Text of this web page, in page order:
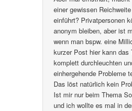
einer gewissen
einführt? Privatpersonen
anonym bleiben, aber ist
wenn man bspw. eine
kurzer Post hier kann das
komplett durchleuchten
einhergehende Probleme
Das löst natürlich kein
Ist mir nur beim Thema
und ich wollte es mal in